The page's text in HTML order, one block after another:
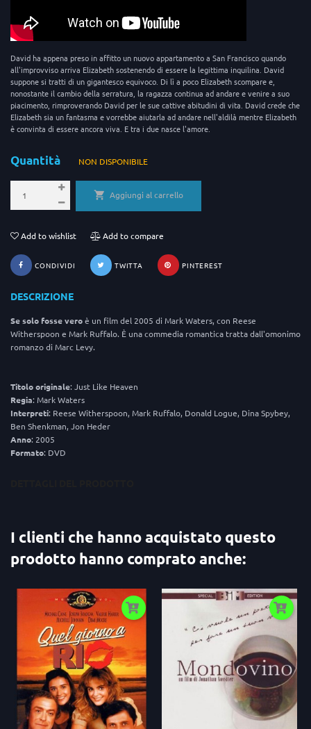
David ha appena preso in affitto un nuovo appartamento a San Francisco quando
all'improvviso arriva Elizabeth sostenendo di essere la legittima inquilina. David
suppone si tratti di un gigantesco equivoco. Di lì a poco Elizabeth scompare e,
nonostante il cambio della serratura, la ragazza continua ad andare e venire a suo
piacimento, rimproverando David per le sue cattive abitudini di vita. David crede che
Elizabeth sia un fantasma e vorrebbe aiutarla ad andare nell'aldilà mentre Elizabeth
è convinta di essere ancora viva. E tra i due nasce l'amore.
Quantità NON DISPONIBILE
Aggiungi al carrello
Add to wishlist Add to compare
CONDIVIDI TWITTA PINTEREST
DESCRIZIONE
Se solo fosse veroè un film del 2005 di Mark Waters, con Reese
Witherspoon e Mark Ruffalo. È una commedia romantica tratta dall'omonimo
romanzo di Marc Levy.
Titolooriginale: Just Like Heaven
Regia: Mark Waters
Interpreti: Reese Witherspoon, Mark Ruffalo, Donald Logue, Dina Spybey,
Ben Shenkman, Jon Heder
Anno: 2005
Formato: DVD
I clienti che hanno acquistato questo
prodotto hanno comprato anche: